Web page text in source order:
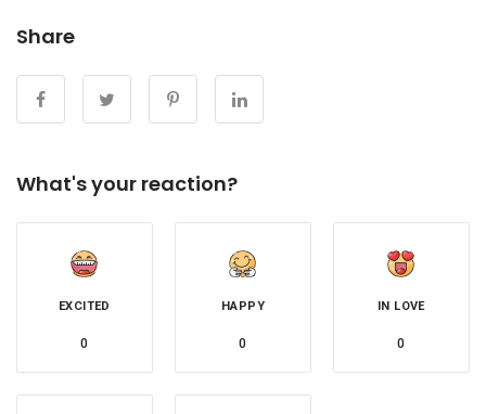
Share
What's your reaction?
EXCITED
0
HAPPY
0
IN LOVE
0